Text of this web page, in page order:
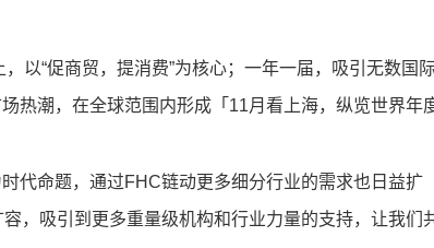
以“促商贸，提消费”为核心；一年一届，吸引无数国
热潮，在全球范围内形成「11月看上海，纵览世界年
代命题，通过FHC链动更多细分行业的需求也日益扩
，吸引到更多重量级机构和行业力量的支持，让我们